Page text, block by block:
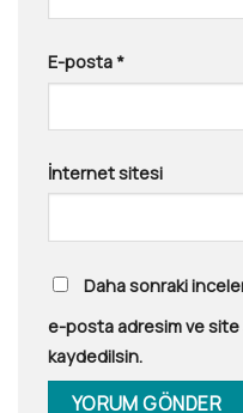
E-posta *
İnternet sitesi
Daha sonraki
e-posta adresim ve site
kaydedilsin.